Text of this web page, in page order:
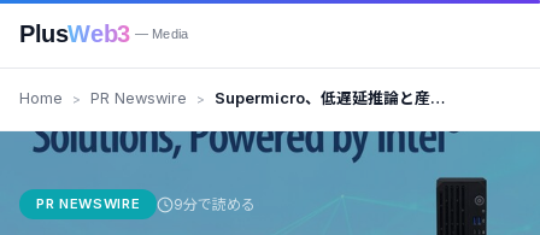
PlusWeb3 — Media
Home PR Newswire
Supermicro、低遅延推論と産業
ッジAIソリューションのポートフ
PR NEWSWIRE 9分で読める